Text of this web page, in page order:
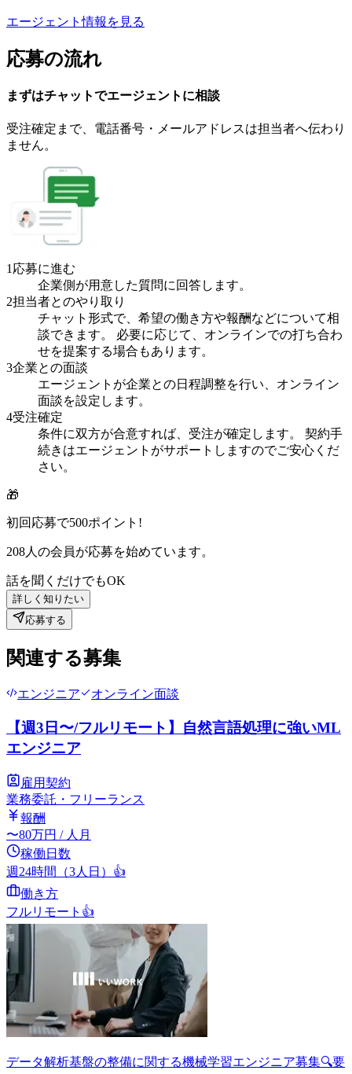
エージェント情報を見る
応募の流れ
まずはチャットでエージェント に相談
受注確定まで、 電話番号・メールアドレスは担当者へ伝わり
ません。
1 応募に進む
企業側が用意した質問に回答します。
2担当者とのやり取り
チャット形式で、希望の働き方や報酬などについて相
談できます。 必要に応じて、オンラインでの打ち合わ
せを提案する場合もあります。
3企業との面談
エージェントが企業との日程調整を行い、オンライン
面談を設定します。
4受注確定
条件に双方が合意すれば、受注が確定します。 契約手
続きはエージェントがサポートしますのでご安心くだ
さい。
🎁
初回応募で500ポイント!
208人の会員が応募を始めています。
話を聞くだけでもOK
詳しく知りたい
応募する
関連する募集
エンジニア オンライン面談
【週3日〜/フルリモート】自然言語処理に強いML
エンジニア
雇用契約
業務委託・フリーランス
報酬
〜80万円 / 人月
稼働日数
週24時間（3人日） 👍
働き方
フルリモート 👍
データ解析基盤の整備に関する機械学習エンジニア募集🔍要